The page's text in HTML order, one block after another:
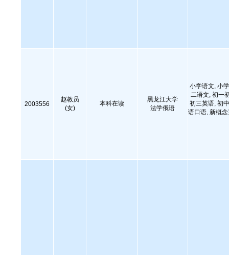
2003556
赵教员
(女)
本科在读
黑龙江大学
法学俄语
小学语文, 小
二语文, 初一
初三英语, 初
语口语, 新概